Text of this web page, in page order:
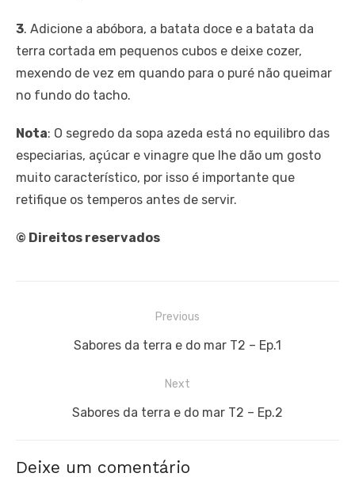
3. Adicione a abóbora, a batata doce e a batata da
terra cortada em pequenos cubos e deixe cozer,
mexendo de vez em quando para o puré não queimar
no fundo do tacho.
Nota: O segredo da sopa azeda está no equilibro das
especiarias, açúcar e vinagre que lhe dão um gosto
muito característico, por isso é importante que
retifique os temperos antes de servir.
© Direitos reservados
Previous
Previous
Sabores da terra e do mar T2 – Ep.1
Next
Next
Sabores da terra e do mar T2 – Ep.2
Deixe um comentário